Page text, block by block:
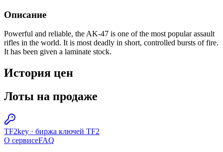
Описание
Powerful and reliable, the AK-47 is one of the most popular assault
rifles in the world. It is most deadly in short, controlled bursts of fire.
It has been given a laminate stock.
История цен
Лоты на продаже
TF2key · биржа ключей TF2
О сервисеFAQ